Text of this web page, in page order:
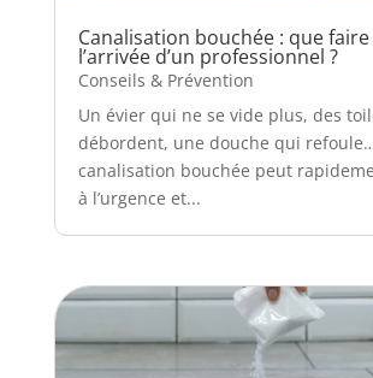
Canalisation bouchée : que
l’arrivée d’un professionnel ?
Conseils & Prévention
Un évier qui ne se vide plus, des
débordent, une douche qui
canalisation bouchée peut
à l’urgence et...